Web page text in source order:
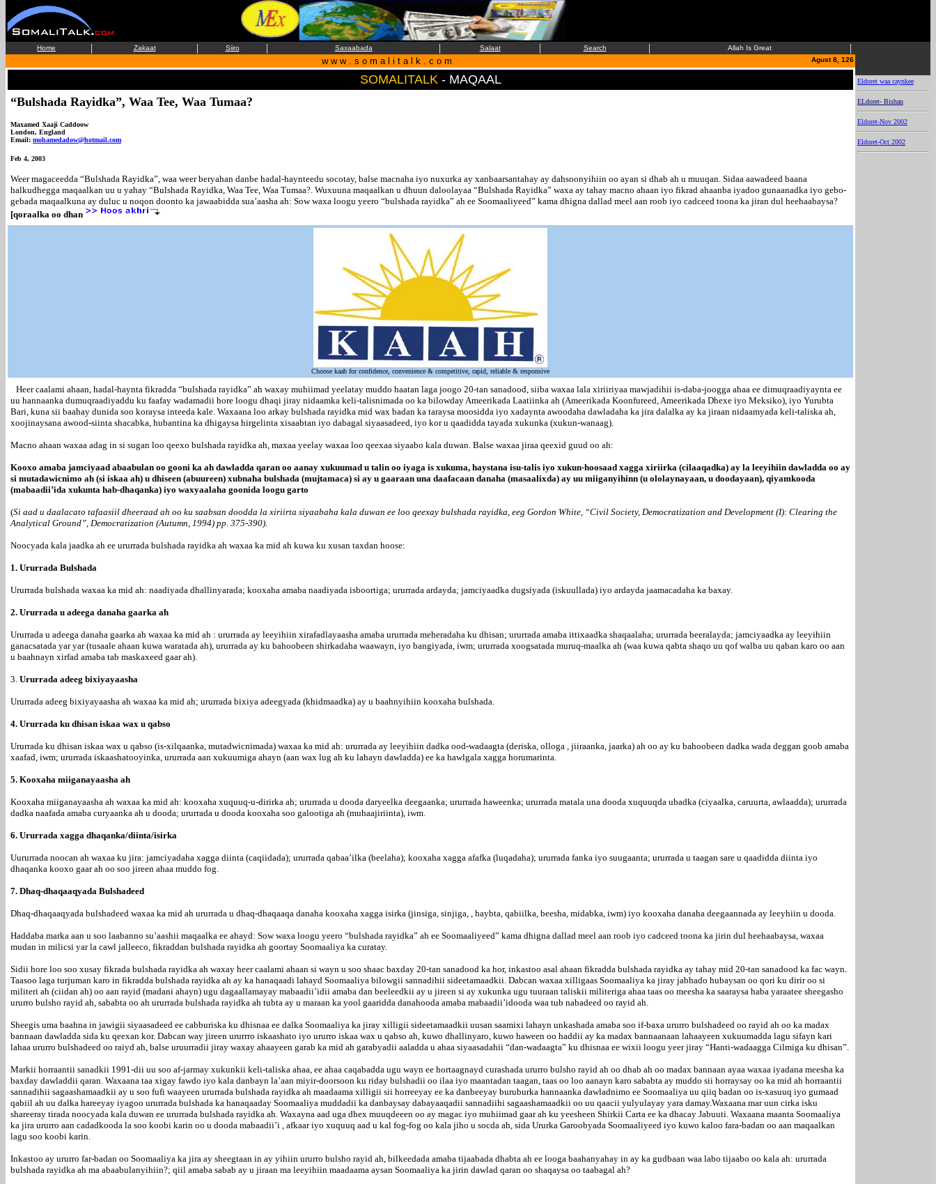
Home | Zakaat | Siiro | Saxaabada | Salaat | Search | Allah Is Great |
w w w . s o m a l i t a l k . c o m Agust 8, 126
SOMALITALK - MAQAAL
“Bulshada Rayidka”, Waa Tee, Waa Tumaa?
Maxamed Xaaji Caddoow
London, England
Email: mohamedadow@hotmail.com
Feb 4, 2003
Weer magaceedda “Bulshada Rayidka”, waa weer beryahan danbe hadal-haynteedu socotay, balse macnaha iyo nuxurka ay xanbaarsantahay ay dahsoonyihiin oo ayan si dhab ah u muuqan. Sidaa aawadeed baana
halkudhegga maqaalkan uu u yahay “Bulshada Rayidka, Waa Tee, Waa Tumaa?. Wuxuuna maqaalkan u dhuun daloolayaa “Bulshada Rayidka” waxa ay tahay macno ahaan iyo fikrad ahaanba iyadoo gunaanadka iyo gebo-
gebada maqaalkuna ay duluc u noqon doonto ka jawaabidda sua’aasha ah: Sow waxa loogu yeero “bulshada rayidka” ah ee Soomaaliyeed” kama dhigna dallad meel aan roob iyo cadceed toona ka jiran dul heehaabaysa?
[qoraalka oo dhan
Choose kaah for confidence, convenience & competitive, rapid, reliable & responsive
Heer caalami ahaan, hadal-haynta fikradda “bulshada rayidka” ah waxay muhiimad yeelatay muddo haatan laga joogo 20-tan sanadood, siiba waxaa lala xiriiriyaa mawjadihii is-daba-joogga ahaa ee dimuqraadiyaynta ee
uu hannaanka dumuqraadiyaddu ku faafay wadamadii hore loogu dhaqi jiray nidaamka keli-talisnimada oo ka bilowday Ameerikada Laatiinka ah (Ameerikada Koonfureed, Ameerikada Dhexe iyo Meksiko), iyo Yurubta
Bari, kuna sii baahay dunida soo koraysa inteeda kale. Waxaana loo arkay bulshada rayidka mid wax badan ka taraysa moosidda iyo xadaynta awoodaha dawladaha ka jira dalalka ay ka jiraan nidaamyada keli-taliska ah,
xoojinaysana awood-siinta shacabka, hubantina ka dhigaysa hirgelinta xisaabtan iyo dabagal siyaasadeed, iyo kor u qaadidda tayada xukunka (xukun-wanaag).
Macno ahaan waxaa adag in si sugan loo qeexo bulshada rayidka ah, maxaa yeelay waxaa loo qeexaa siyaabo kala duwan. Balse waxaa jiraa qeexid guud oo ah:
Kooxo amaba jamciyaad abaabulan oo gooni ka ah dawladda qaran oo aanay xukuumad u talin oo iyaga is xukuma, haystana isu-talis iyo xukun-hoosaad xagga xiriirka (cilaaqadka) ay la leeyihiin dawladda oo ay
si mutadawicnimo ah (si iskaa ah) u dhiseen (abuureen) xubnaha bulshada (mujtamaca) si ay u gaaraan una daafacaan danaha (masaalixda) ay uu miiganyihinn (u ololaynayaan, u doodayaan), qiyamkooda
(mabaadii’ida xukunta hab-dhaqanka) iyo waxyaalaha goonida loogu garto
(Si aad u daalacato tafaasiil dheeraad ah oo ku saabsan doodda la xiriirta siyaabaha kala duwan ee loo qeexay bulshada rayidka, eeg Gordon White, “Civil Society, Democratization and Development (I): Clearing the
Analytical Ground”, Democratization (Autumn, 1994) pp. 375-390).
Noocyada kala jaadka ah ee ururrada bulshada rayidka ah waxaa ka mid ah kuwa ku xusan taxdan hoose:
1. Ururrada Bulshada
Ururrada bulshada waxaa ka mid ah: naadiyada dhallinyarada; kooxaha amaba naadiyada isboortiga; ururrada ardayda; jamciyaadka dugsiyada (iskuullada) iyo ardayda jaamacadaha ka baxay.
2. Ururrada u adeega danaha gaarka ah
Ururrada u adeega danaha gaarka ah waxaa ka mid ah : ururrada ay leeyihiin xirafadlayaasha amaba ururrada meheradaha ku dhisan; ururrada amaba ittixaadka shaqaalaha; ururrada beeralayda; jamciyaadka ay leeyihiin
ganacsatada yar yar (tusaale ahaan kuwa waratada ah), ururrada ay ku bahoobeen shirkadaha waawayn, iyo bangiyada, iwm; ururrada xoogsatada muruq-maalka ah (waa kuwa qabta shaqo uu qof walba uu qaban karo oo aan
u baahnayn xirfad amaba tab maskaxeed gaar ah).
3. Ururrada adeeg bixiyayaasha
Ururrada adeeg bixiyayaasha ah waxaa ka mid ah; ururrada bixiya adeegyada (khidmaadka) ay u baahnyihiin kooxaha bulshada.
4. Ururrada ku dhisan iskaa wax u qabso
Ururrada ku dhisan iskaa wax u qabso (is-xilqaanka, mutadwicnimada) waxaa ka mid ah: ururrada ay leeyihiin dadka ood-wadaagta (deriska, olloga , jiiraanka, jaarka) ah oo ay ku bahoobeen dadka wada deggan goob amaba
xaafad, iwm; ururrada iskaashatooyinka, ururrada aan xukuumiga ahayn (aan wax lug ah ku lahayn dawladda) ee ka hawlgala xagga horumarinta.
5. Kooxaha miiganayaasha ah
Kooxaha miiganayaasha ah waxaa ka mid ah: kooxaha xuquuq-u-dirirka ah; ururrada u dooda daryeelka deegaanka; ururrada haweenka; ururrada matala una dooda xuquuqda ubadka (ciyaalka, caruurta, awlaadda); ururrada
dadka naafada amaba curyaanka ah u dooda; ururrada u dooda kooxaha soo galootiga ah (muhaajiriinta), iwm.
6. Ururrada xagga dhaqanka/diinta/isirka
Uururrada noocan ah waxaa ku jira: jamciyadaha xagga diinta (caqiidada); ururrada qabaa’ilka (beelaha); kooxaha xagga afafka (luqadaha); ururrada fanka iyo suugaanta; ururrada u taagan sare u qaadidda diinta iyo
dhaqanka kooxo gaar ah oo soo jireen ahaa muddo fog.
7. Dhaq-dhaqaaqyada Bulshadeed
Dhaq-dhaqaaqyada bulshadeed waxaa ka mid ah ururrada u dhaq-dhaqaaqa danaha kooxaha xagga isirka (jinsiga, sinjiga, , haybta, qabiilka, beesha, midabka, iwm) iyo kooxaha danaha deegaannada ay leeyhiin u dooda.
Haddaba marka aan u soo laabanno su’aashii maqaalka ee ahayd: Sow waxa loogu yeero “bulshada rayidka” ah ee Soomaaliyeed” kama dhigna dallad meel aan roob iyo cadceed toona ka jirin dul heehaabaysa, waxaa
mudan in milicsi yar la cawl jalleeco, fikraddan bulshada rayidka ah goortay Soomaaliya ka curatay.
Sidii hore loo soo xusay fikrada bulshada rayidka ah waxay heer caalami ahaan si wayn u soo shaac baxday 20-tan sanadood ka hor, inkastoo asal ahaan fikradda bulshada rayidka ay tahay mid 20-tan sanadood ka fac wayn.
Taasoo laga turjuman karo in fikradda bulshada rayidka ah ay ka hanaqaadi lahayd Soomaaliya bilowgii sannadihii sideetamaadkii. Dabcan waxaa xilligaas Soomaaliya ka jiray jabhado hubaysan oo qori ku dirir oo si
militeri ah (ciidan ah) oo aan rayid (madani ahayn) ugu dagaallamayay mabaadii’idii amaba dan beeleedkii ay u jireen si ay xukunka ugu tuuraan taliskii militeriga ahaa taas oo meesha ka saaraysa haba yaraatee sheegasho
ururro bulsho rayid ah, sababta oo ah ururrada bulshada rayidka ah tubta ay u maraan ka yool gaaridda danahooda amaba mabaadii’idooda waa tub nabadeed oo rayid ah.
Sheegis uma baahna in jawigii siyaasadeed ee cabburiska ku dhisnaa ee dalka Soomaaliya ka jiray xilligii sideetamaadkii uusan saamixi lahayn unkashada amaba soo if-baxa ururro bulshadeed oo rayid ah oo ka madax
bannaan dawladda sida ku qeexan kor. Dabcan way jireen ururrro iskaashato iyo ururro iskaa wax u qabso ah, kuwo dhallinyaro, kuwo haween oo haddii ay ka madax bannaanaan lahaayeen xukuumadda lagu sifayn kari
lahaa ururro bulshadeed oo raiyd ah, balse uruurradii jiray waxay ahaayeen garab ka mid ah garabyadii aaladda u ahaa siyaasadahii “dan-wadaagta” ku dhisnaa ee wixii loogu yeer jiray “Hanti-wadaagga Cilmiga ku dhisan”.
Markii horraantii sanadkii 1991-dii uu soo af-jarmay xukunkii keli-taliska ahaa, ee ahaa caqabadda ugu wayn ee hortaagnayd curashada ururro bulsho rayid ah oo dhab ah oo madax bannaan ayaa waxaa iyadana meesha ka
baxday dawladdii qaran. Waxaana taa xigay fawdo iyo kala danbayn la’aan miyir-doorsoon ku riday bulshadii oo ilaa iyo maantadan taagan, taas oo loo aanayn karo sababta ay muddo sii horraysay oo ka mid ah horraantii
sannadihii sagaashamaadkii ay u soo fufi waayeen ururrada bulshada rayidka ah maadaama xilligii sii horreeyay ee ka danbeeyay buruburka hannaanka dawladnimo ee Soomaaliya uu qiiq badan oo is-xasuuq iyo gumaad
qabiil ah uu dalka hareeyay iyagoo ururrada bulshada ka hanaqaaday Soomaaliya muddadii ka danbaysay dabayaaqadii sannadiihi sagaashamaadkii oo uu qaacii yulyulayay yara damay.Waxaana mar uun cirka isku
shareeray tirada noocyada kala duwan ee ururrada bulshada rayidka ah. Waxayna aad uga dhex muuqdeeen oo ay magac iyo muhiimad gaar ah ku yeesheen Shirkii Carta ee ka dhacay Jabuuti. Waxaana maanta Soomaaliya
ka jira ururro aan cadadkooda la soo koobi karin oo u dooda mabaadii’i , afkaar iyo xuquuq aad u kal fog-fog oo kala jiho u socda ah, sida Ururka Garoobyada Soomaaliyeed iyo kuwo kaloo fara-badan oo aan maqaalkan
lagu soo koobi karin.
Inkastoo ay ururro far-badan oo Soomaaliya ka jira ay sheegtaan in ay yihiin ururro bulsho rayid ah, bilkeedada amaba tijaabada dhabta ah ee looga baahanyahay in ay ka gudbaan waa labo tijaabo oo kala ah: ururrada
bulshada rayidka ah ma abaabulanyihiin?; qiil amaba sabab ay u jiraan ma leeyihiin maadaama aysan Soomaaliya ka jirin dawlad qaran oo shaqaysa oo taabagal ah?
Eldoret waa caynkee
ELdoret- Bishan
Eldoret-Nov 2002
Eldoret-Oct 2002